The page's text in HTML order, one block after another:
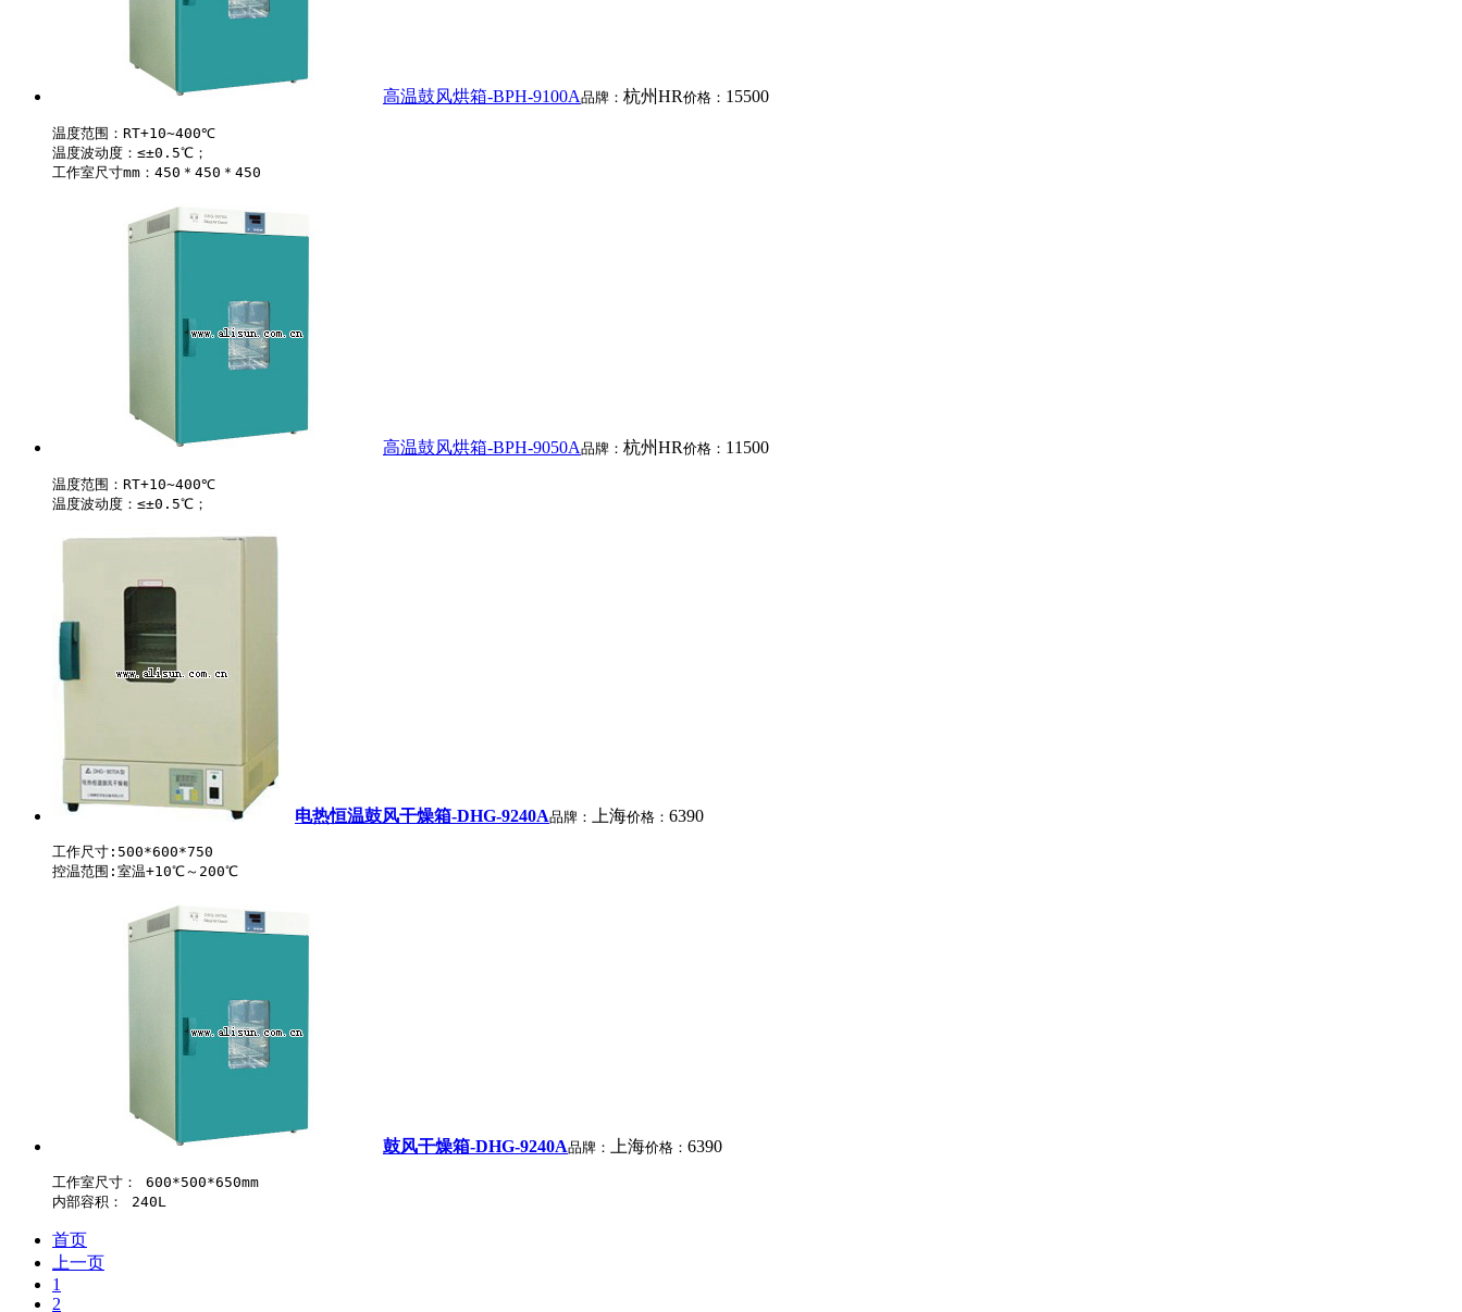
高温鼓风烘箱-BPH-9100A品牌： 杭州HR价格： 15500
温度范围：RT+10~400℃
温度波动度：≤±0.5℃；
高温鼓风烘箱-BPH-9050A品牌： 杭州HR价格： 11500
温度范围：RT+10~400℃
电热恒温鼓风干燥箱-DHG-9240A品牌： 上海价格： 6390
工作尺寸:500*600*750
鼓风干燥箱-DHG-9240A品牌： 上海价格： 6390
工作室尺寸： 600*500*650mm
首页
上一页
1
2